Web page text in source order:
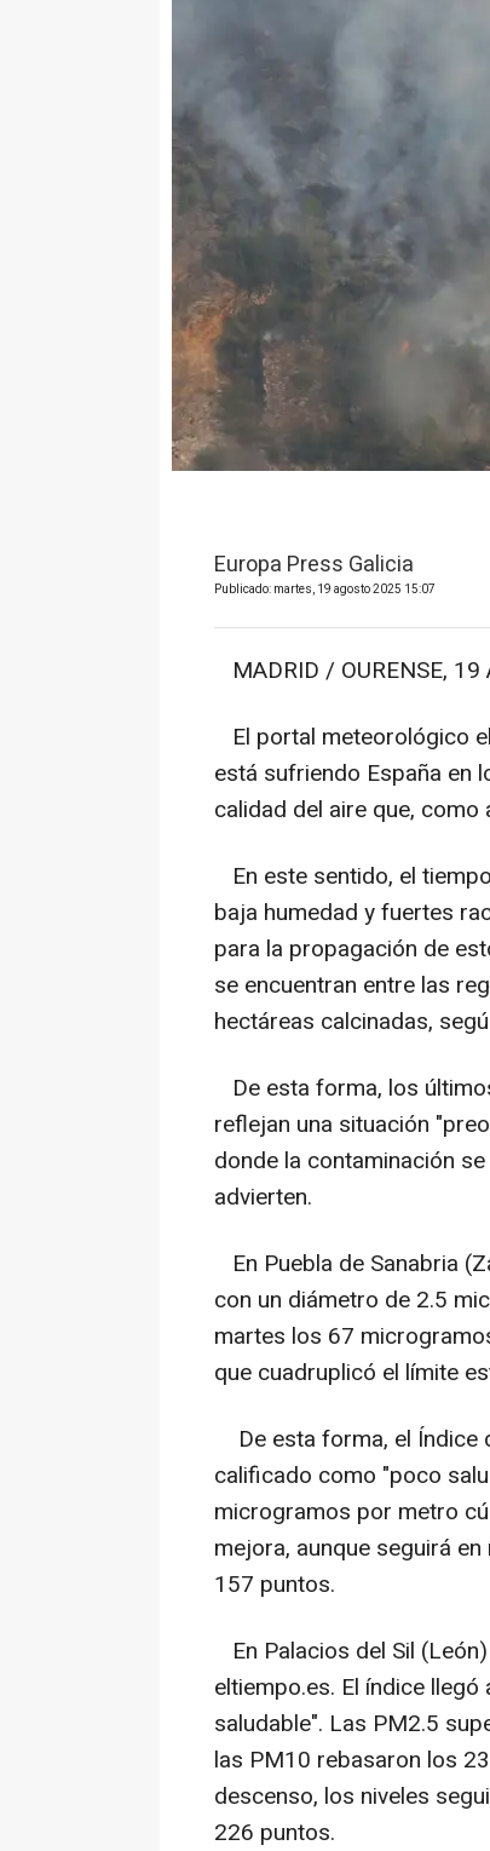
Europa Press Galicia
Publicado: martes, 19 agosto 2025 15:07
MADRID / OURENSE, 19
El portal meteorológico
está sufriendo España en
calidad del aire que, como
En este sentido, el
baja humedad y fuertes
para la propagación de
se encuentran entre las
hectáreas calcinadas,
De esta forma, los
reflejan una situación
donde la contaminación
advierten.
En Puebla de Sanabria
con un diámetro de 2.5
martes los 67
que cuadruplicó el límite
De esta forma, el Índice
calificado como "poco
microgramos por metro
mejora, aunque seguirá
157 puntos.
En Palacios del Sil
eltiempo.es. El índice
saludable". Las PM2.5
las PM10 rebasaron los
descenso, los niveles
226 puntos.